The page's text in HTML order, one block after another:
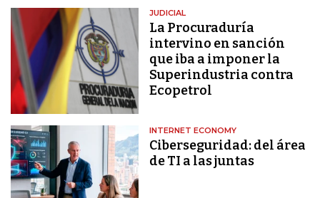
JUDICIAL
La Procuraduría
intervino en sanción
que iba a imponer la
Superindustria contra
Ecopetrol
INTERNET ECONOMY
Ciberseguridad: del área
de TI a las juntas